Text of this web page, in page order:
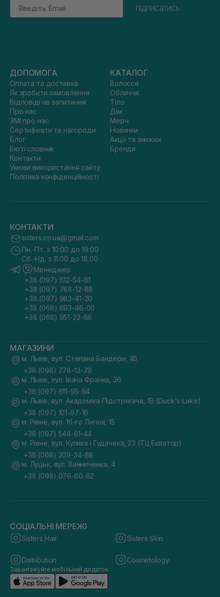
Email
підписатись
ДОПОМОГА
Оплата та доставка
Як зробити замовлення
Відповіді на запитання
Про нас
ЗМІ про нас
Сертифікати та нагороди
Блог
Бюті словник
Контакти
Умови використання сайту
Політика конфіденційності
КАТАЛОГ
Волосся
Обличчя
Тіло
Дім
Мерч
Новинки
Акції та знижки
Бренди
КОНТАКТИ
sisters.co.ua@gmail.com
Пн.-Пт. з 10:00 до 19:00
Сб.-Нд. з 11:00 до 18:00
Менеджер
+38 (097) 612-54-81
+38 (097) 788-12-88
+38 (097) 983-41-20
+38 (068) 693-46-00
+38 (068) 951-22-86
МАГАЗИНИ
м. Львів, вул. Степана Бандери, 45
+38 (098) 778-13-79
м. Львів, вул. Івана Франка, 36
+38 (097) 611-95-94
м. Львів, вул. Академіка Підстригача, 1В (Duck's Lake)
+38 (097) 101-97-16
м. Рівне, вул. 16-го Липня, 15
+38 (097) 544-61-44
м. Рівне, вул. Кулика і Гудачека, 23 (ТЦ Екватор)
+38 (068) 209-34-88
м. Луцьк, вул. Винниченка, 4
+38 (098) 076-60-62
СОЦІАЛЬНІ МЕРЕЖІ
Sisters Hair Sisters Skin
Distribution Cosmetology
Завантажуйте мобільний додаток